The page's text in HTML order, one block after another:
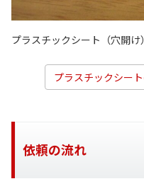
プラスチックシート（穴開け）
プラスチックシー
依頼の流れ